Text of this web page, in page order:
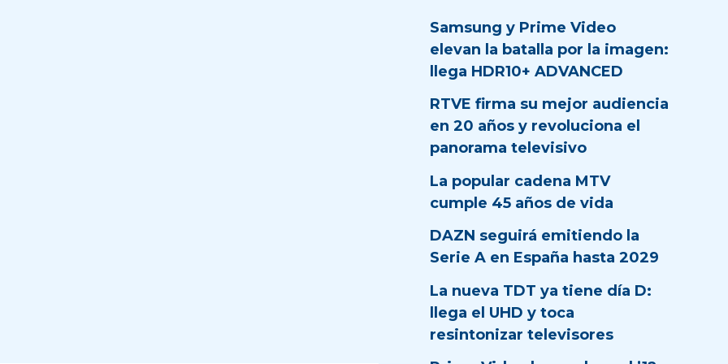
Samsung y Prime Video
elevan la batalla por la imagen:
llega HDR10+ ADVANCED
RTVE firma su mejor audiencia
en 20 años y revoluciona el
panorama televisivo
La popular cadena MTV
cumple 45 años de vida
DAZN seguirá emitiendo la
Serie A en España hasta 2029
La nueva TDT ya tiene día D:
llega el UHD y toca
resintonizar televisores